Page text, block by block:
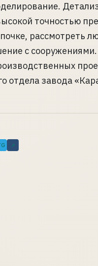
точностью
рассмотреть
с
отдела завода
↗